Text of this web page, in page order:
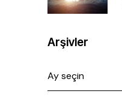
Arşivler